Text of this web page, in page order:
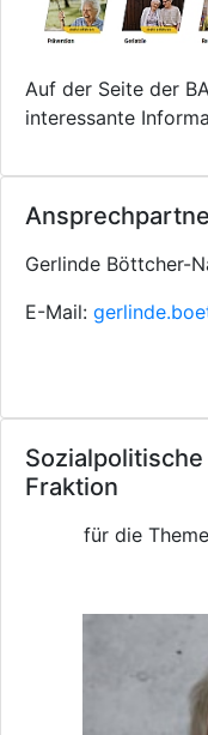
Auf der Seite der
interessante
Gerlinde Böttcher-
E-Mail:
Fraktion
für die